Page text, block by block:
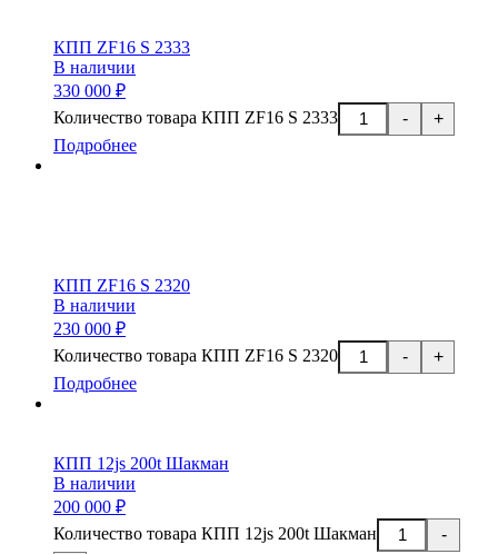
КПП ZF16 S 2333
В наличии
330 000 ₽
-
Количество товара КПП ZF16 S 2333
+
Подробнее
КПП ZF16 S 2320
В наличии
230 000 ₽
-
Количество товара КПП ZF16 S 2320
+
Подробнее
КПП 12js 200t Шакман
В наличии
200 000 ₽
-
Количество товара КПП 12js 200t Шакман